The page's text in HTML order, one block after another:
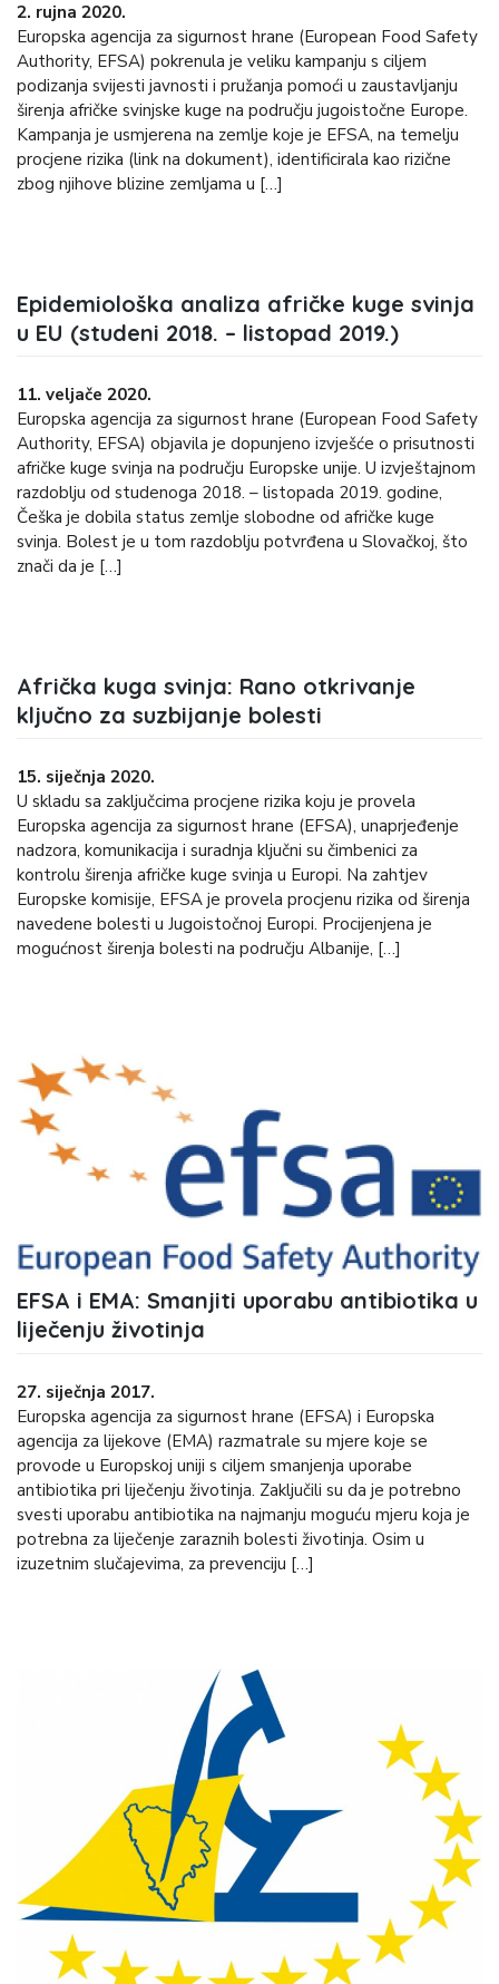
2. rujna 2020.
Europska agencija za sigurnost hrane (European Food Safety
Authority, EFSA) pokrenula je veliku kampanju s ciljem
podizanja svijesti javnosti i pružanja pomoći u zaustavljanju
širenja afričke svinjske kuge na području jugoistočne Europe.
Kampanja je usmjerena na zemlje koje je EFSA, na temelju
procjene rizika (link na dokument), identificirala kao rizične
zbog njihove blizine zemljama u […]
Epidemiološka analiza afričke kuge svinja
u EU (studeni 2018. – listopad 2019.)
11. veljače 2020.
Europska agencija za sigurnost hrane (European Food Safety
Authority, EFSA) objavila je dopunjeno izvješće o prisutnosti
afričke kuge svinja na području Europske unije. U izvještajnom
razdoblju od studenoga 2018. – listopada 2019. godine,
Češka je dobila status zemlje slobodne od afričke kuge
svinja. Bolest je u tom razdoblju potvrđena u Slovačkoj, što
znači da je […]
Afrička kuga svinja: Rano otkrivanje
ključno za suzbijanje bolesti
15. siječnja 2020.
U skladu sa zaključcima procjene rizika koju je provela
Europska agencija za sigurnost hrane (EFSA), unaprjeđenje
nadzora, komunikacija i suradnja ključni su čimbenici za
kontrolu širenja afričke kuge svinja u Europi. Na zahtjev
Europske komisije, EFSA je provela procjenu rizika od širenja
navedene bolesti u Jugoistočnoj Europi. Procijenjena je
mogućnost širenja bolesti na području Albanije, […]
EFSA i EMA: Smanjiti uporabu antibiotika u
liječenju životinja
27. siječnja 2017.
Europska agencija za sigurnost hrane (EFSA) i Europska
agencija za lijekove (EMA) razmatrale su mjere koje se
provode u Europskoj uniji s ciljem smanjenja uporabe
antibiotika pri liječenju životinja. Zaključili su da je potrebno
svesti uporabu antibiotika na najmanju moguću mjeru koja je
potrebna za liječenje zaraznih bolesti životinja. Osim u
izuzetnim slučajevima, za prevenciju […]